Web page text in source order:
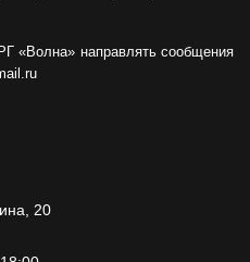
«Волна» направлять сообщения
20